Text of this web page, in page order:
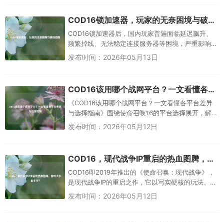
COD16锁加速器，玩家的无奈困境与破局指南
COD16锁加速器后，国内玩家普遍面临延迟飙升、
频繁掉线、无法稳定连接服务器等困境，严重影响
游戏体验与竞技公平性，不少玩家陷入“想玩却玩不
了”的无奈境地，破局方...
发布时间：2026年05月13日
COD16该用哪个战网平台？一文看懂各平台差异与选择指南
《COD16该用哪个战网平台？一文看懂各平台差异
与选择指南》围绕使命召唤16的平台选择展开，解
析不同战网平台的核心差异及选择逻辑，PC端玩家
主要适配暴雪战网，但...
发布时间：2026年05月12日
COD16，现代战争IP重启的热血图腾，游戏大小是多少？
COD16即2019年推出的《使命召唤：现代战争》，
是现代战争IP的重启之作，它以写实硬核的玩法、震
撼的剧情与高品质画面，成为众多玩家心中的热血
图腾，关于存储大...
发布时间：2026年05月12日